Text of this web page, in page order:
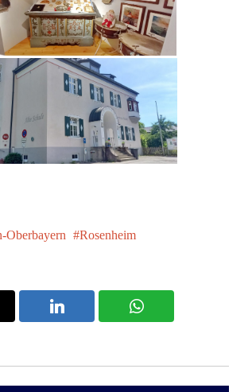
Oberbayern
Rosenheim